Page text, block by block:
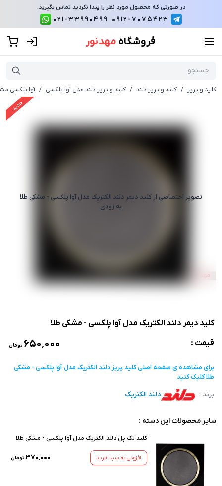
در صورتی که محصول مورد نظر را پیدا نکردید تماس بگیرید.
0912-7075423
021-33990499
فروشگاه مهد نور
کلید و پریز / کلید و پریز دلند / کلید و پریز دلند مدل آوا پلکسی / آوا پلکسی
جدید
تصویر اختصاصی از کلید دیمر دلند الکتریک مدل آوا پلکسی - مشکی طلا
به زودی
کلید دیمر دلند الکتریک مدل آوا پلکسی - مشکی طلا
قیمت :
۶۵۰٬۰۰۰ تومان
برای مشاهده ی صفحه اصلیکلید پریز دلند الکتریک مدل آوا پلکسی - مشکی
طلاکلیک کنید
برند : دلند الکتریک
سایر محصولات این دسته :
کلید تک پل دلند الکتریک مدل آوا پلکسی - مشکی طلا
افزودن به سبد خرید ۳۷۰٬۰۰۰ تومان